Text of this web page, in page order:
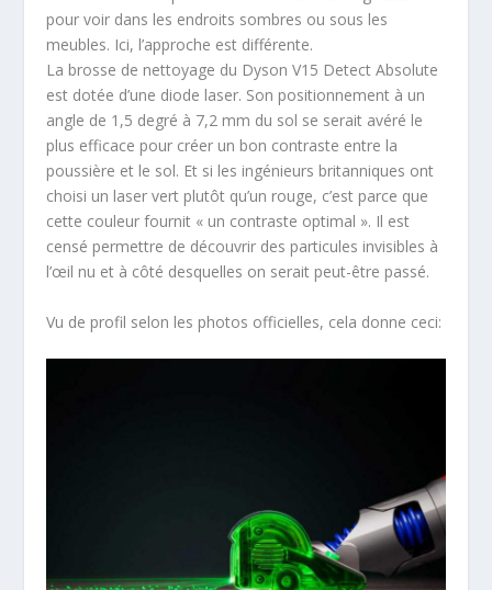
pour voir dans les endroits sombres ou sous les
meubles. Ici, l’approche est différente.
La brosse de nettoyage du Dyson V15 Detect Absolute
est dotée d’une diode laser. Son positionnement à un
angle de 1,5 degré à 7,2 mm du sol se serait avéré le
plus efficace pour créer un bon contraste entre la
poussière et le sol. Et si les ingénieurs britanniques ont
choisi un laser vert plutôt qu’un rouge, c’est parce que
cette couleur fournit « un contraste optimal ». Il est
censé permettre de découvrir des particules invisibles à
l’œil nu et à côté desquelles on serait peut-être passé.
Vu de profil selon les photos officielles, cela donne ceci: